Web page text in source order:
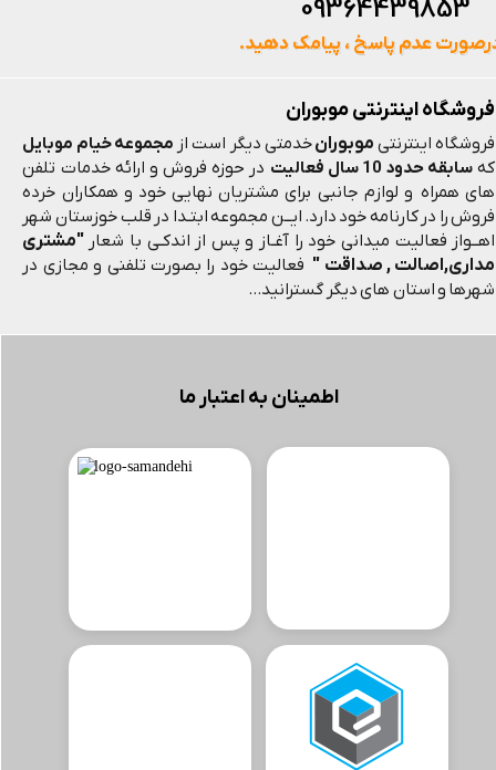
فروشگاه اینترنتی موبوران
فروشگاه اینترنتی موبورانخدمتی دیگر است از مجموعه خیام موبایل
که سابقه حدود 10 سال فعالیت
در حوزه فروش و ارائه خدمات تلفن
های همراه و لوازم جانبی برای مشتریان نهایی خود و همکاران خرده
فروش را در کارنامه خود دارد. ایــن مجموعه ابتـدا در قلب خوزستان شهر
اهــواز فعالیت میدانی خود را آغـاز و پس از اندکـی با شعار "مشتری
مداری,اصالت , صداقت " فعالیت خود را بصورت تلفنی و مجازی در
شهرها و استان های دیگر گسترانید...
اطمینان به اعتبار ما
عدم پاسخ ، پیامک دهید.